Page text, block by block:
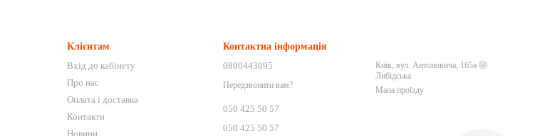
Клієнтам
Вхід до кабінету
Про нас
Оплата і доставка
Контакти
Новини
Контактна інформація
0800443095
Передзвонити вам?
050 425 50 57
050 425 50 57
Київ, вул. Антоновича, 165а Ⓜ️
Либідська
Мапа проїзду